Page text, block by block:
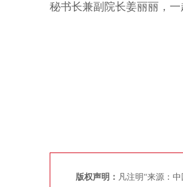
秘书长兼副院长姜丽丽，一
版权声明： 凡注明“来源：